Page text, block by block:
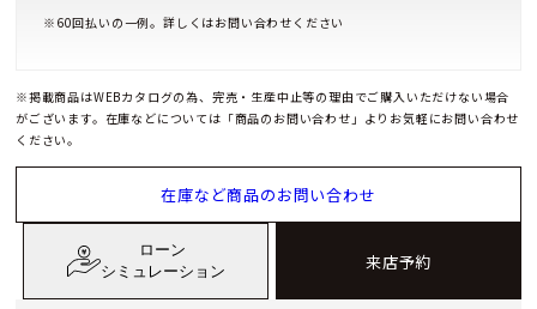
※ 60回払いの一例。詳しくはお問い合わせください
※掲載商品はWEBカタログの為、完売・生産中止等の理由でご購入いただけない場合
がございます。在庫などについては「商品のお問い合わせ」よりお気軽にお問い合わせ
ください。
在庫など商品のお問い合わせ
ローン
シミュレーション
来店予約